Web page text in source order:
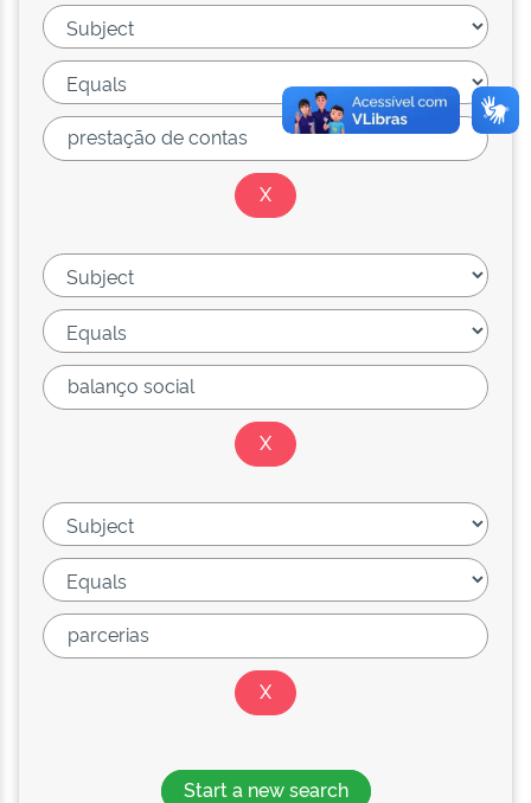
Start a new search